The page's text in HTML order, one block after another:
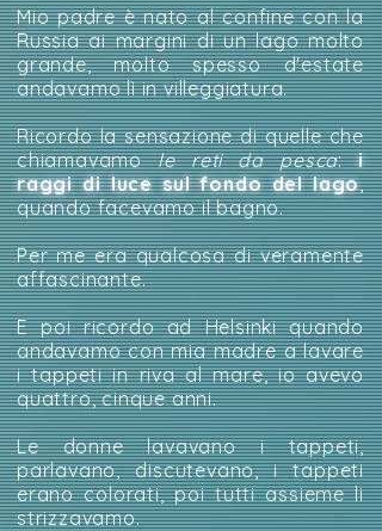
Mio padre è nato al confine con la
Russia ai margini di un lago molto
grande, molto spesso d'estate
andavamo lì in villeggiatura.
Ricordo la sensazione di quelle che
chiamavamole reti da pesca:i
raggi di luce sul fondo del lago,
quando facevamo il bagno.
Per me era qualcosa di veramente
affascinante.
E poi ricordo ad Helsinki quando
andavamo con mia madre a lavare
i tappeti in riva al mare, io avevo
quattro, cinque anni.
Le donne lavavano i tappeti,
parlavano, discutevano, i tappeti
erano colorati, poi tutti assieme li
strizzavamo.